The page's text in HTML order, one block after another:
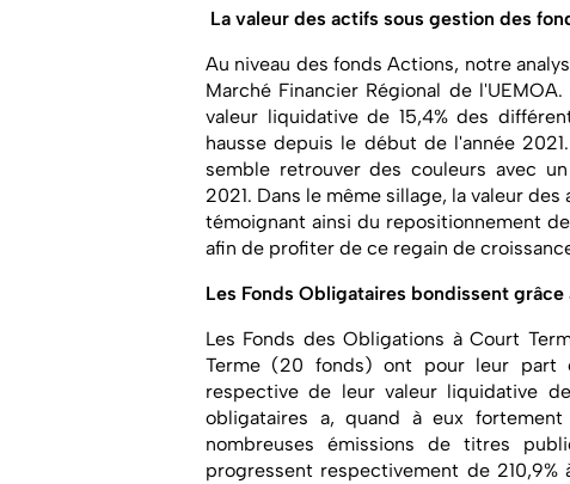
La valeur des actifs sous gestion des
Au niveau des fonds Actions, notre
Marché Financier Régional de
valeur liquidative de 15,4% des
hausse depuis le début de l'année
semble retrouver des couleurs avec un
2021. Dans le même sillage, la valeur
témoignant ainsi du repositionnement
afin de profiter de ce regain de
Les Fonds Obligataires bondissent
Les Fonds des Obligations à Court
Terme (20 fonds) ont pour leur part
respective de leur valeur liquidative
obligataires a, quand à eux
nombreuses émissions de titres
progressent respectivement de